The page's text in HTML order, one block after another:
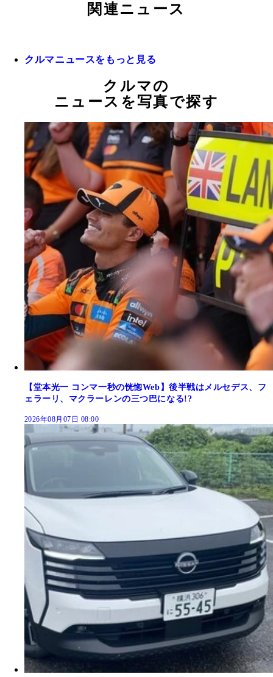
関連ニュース
クルマニュースをもっと見る
クルマの
ニュースを写真で探す
【堂本光一 コンマ一秒の恍惚Web】後半戦はメルセデス、フ
ェラーリ、マクラーレンの三つ巴になる!?
2026年08月07日 08:00